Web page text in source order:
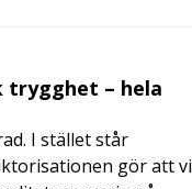
trygghet – hela
I stället står
gör att vi